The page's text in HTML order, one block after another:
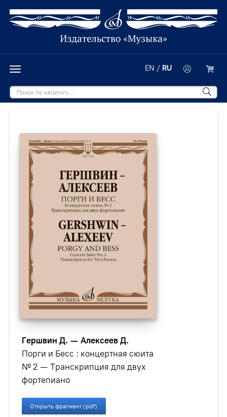
EN / RU
Гершвин Д. — Алексеев Д.
Порги и Бесс : концертная сюита
№ 2 — Транскрипция для двух
фортепиано
Открыть фрагмент (pdf)